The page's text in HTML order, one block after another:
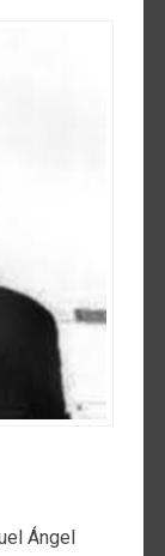
Ángel